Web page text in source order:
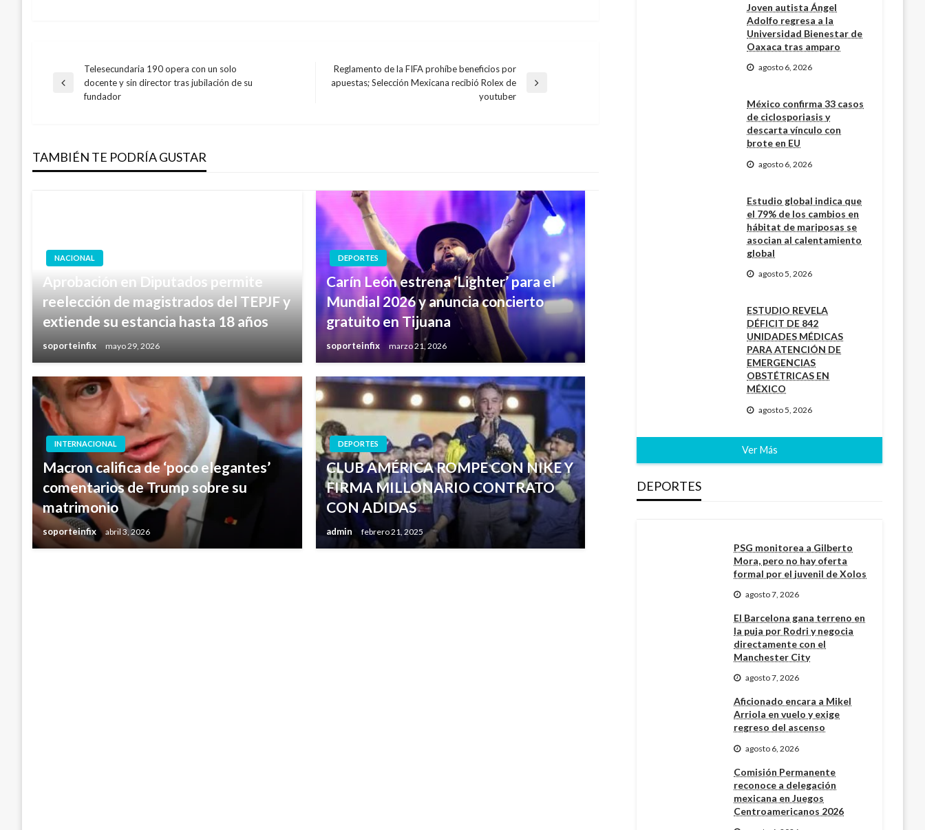
Navegación
entradas
Entrada
anterior
Telesecundaria 190 opera con un solo
docente y sin director tras jubilación de su
fundador
Entrada
Reglamento de la FIFA prohíbe beneficios por
apuestas; Selección Mexicana recibió Rolex de
youtuber
TAMBIÉN TE PODRÍA GUSTAR
NACIONAL
Aprobación en Diputados permite
reelección de magistrados del TEPJF y
extiende su estancia hasta 18 años
soporteinfix mayo 29, 2026
DEPORTES
Carín León estrena ‘Lighter’ para el
Mundial 2026 y anuncia concierto
gratuito en Tijuana
soporteinfix marzo 21, 2026
INTERNACIONAL
Macron califica de ‘poco elegantes’
comentarios de Trump sobre su
matrimonio
soporteinfix abril 3, 2026
DEPORTES
CLUB AMÉRICA ROMPE CON NIKE Y
FIRMA MILLONARIO CONTRATO
CON ADIDAS
admin febrero 21, 2025
Joven autista Ángel
Adolfo regresa a la
Universidad Bienestar de
Oaxaca tras amparo
agosto 6, 2026
México confirma 33 casos
de ciclosporiasis y
descarta vínculo con
brote en EU
agosto 6, 2026
Estudio global indica que
el 79% de los cambios en
hábitat de mariposas se
asocian al calentamiento
global
agosto 5, 2026
ESTUDIO REVELA
DÉFICIT DE 842
UNIDADES MÉDICAS
PARA ATENCIÓN DE
EMERGENCIAS
OBSTÉTRICAS EN
MÉXICO
agosto 5, 2026
Ver Más
DEPORTES
PSG monitorea a Gilberto
Mora, pero no hay oferta
formal por el juvenil de Xolos
agosto 7, 2026
El Barcelona gana terreno en
la puja por Rodri y negocia
directamente con el
Manchester City
agosto 7, 2026
Aficionado encara a Mikel
Arriola en vuelo y exige
regreso del ascenso
agosto 6, 2026
Comisión Permanente
reconoce a delegación
mexicana en Juegos
Centroamericanos 2026